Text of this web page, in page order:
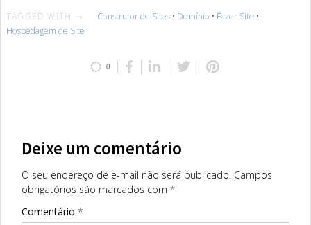
TAGGED WITH → Construtor de Sites• Domínio • Fazer Site •
Hospedagem de Site
0
Deixe um comentário
O seu endereço de e-mail não será publicado. Campos
obrigatórios são marcados com *
Comentário *